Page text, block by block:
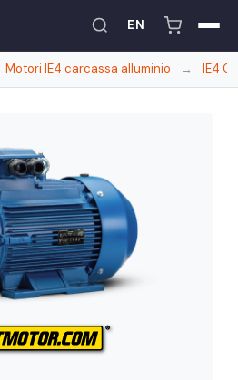
EN
Motori IE4 carcassa alluminio → IE4